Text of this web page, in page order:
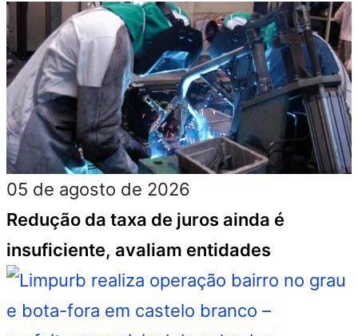
05 de agosto de 2026
Redução da taxa de juros ainda é
insuficiente, avaliam entidades